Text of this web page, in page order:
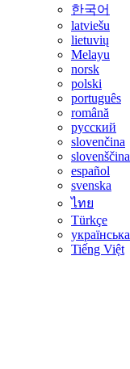
한국어
latviešu
lietuvių
Melayu
norsk
polski
português
română
русский
slovenčina
slovenščina
español
svenska
ไทย
Türkçe
українська
Tiếng Việt